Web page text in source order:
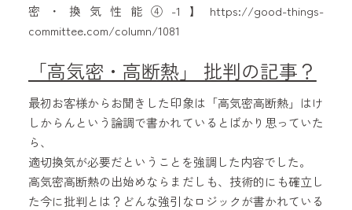
密・換気性能④-1】https://good-things-
committee.com/column/1081
「高気密・高断熱」 批判の記事？
最初お客様からお聞きした印象は「高気密高断熱」はけ
しからんという論調で書かれているとばかり思っていた
ら、
適切換気が必要だということを強調した内容でした。
高気密高断熱の出始めならまだしも、技術的にも確立し
た今に批判とは？どんな強引なロジックが書かれている